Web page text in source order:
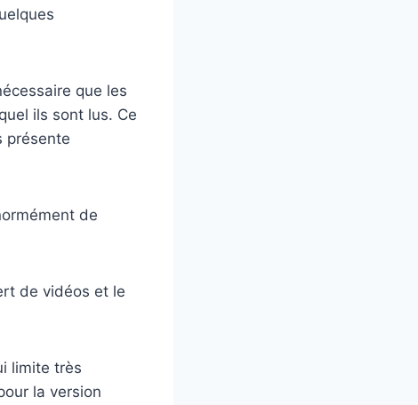
que les
ils sont lus. Ce
présente
de
de vidéos et le
limite très
la version